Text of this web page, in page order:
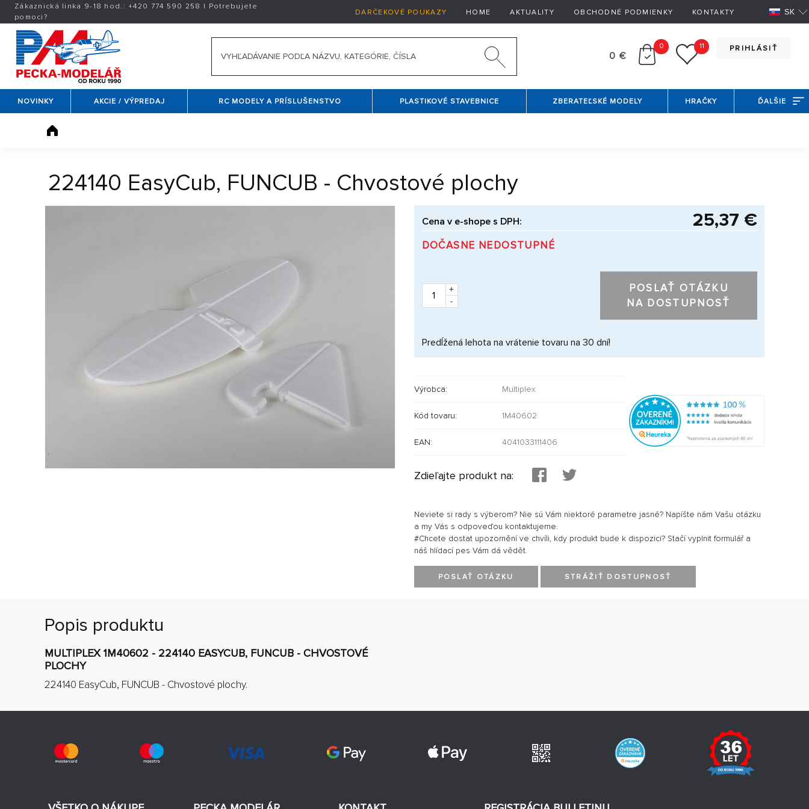
Zákaznická linka 9-18 hod.:+420 774 590 258 | Potrebujete
pomoci?
DARČEKOVÉ POUKAZY HOME AKTUALITY OBCHODNÉ PODMIENKY KONTAKTY SK
PRIHLÁSIŤ
0 €
0 11
NOVINKY AKCIE / VÝPREDAJ RC MODELY A PRÍSLUŠENSTVO PLASTIKOVÉ STAVEBNICE ZBERATEĽSKÉ MODELY HRAČKY ĎALŠIE
224140 EasyCub, FUNCUB - Chvostové plochy
Cena v e-shope s DPH: 25,37 €
DOČASNE NEDOSTUPNÉ
+
-
POSLAŤ OTÁZKU
NA DOSTUPNOSŤ
Predĺžená lehota na vrátenie tovaru na 30 dní!
Výrobca: Multiplex
Kód tovaru: 1M40602
EAN: 4041033111406
Zdieľajte produkt na:
Neviete si rady s výberom? Nie sú Vám niektoré parametre jasné? Napíšte nám Vašu otázku
a my Vás s odpoveďou kontaktujeme.
#Chcete dostat upozornění ve chvíli, kdy produkt bude k dispozici? Stačí vyplnit formulář a
náš hlídací pes Vám dá vědět.
POSLAŤ OTÁZKU STRÁŽIŤ DOSTUPNOSŤ
Popis produktu
MULTIPLEX 1M40602 - 224140 EASYCUB, FUNCUB - CHVOSTOVÉ
PLOCHY
224140 EasyCub, FUNCUB - Chvostové plochy.